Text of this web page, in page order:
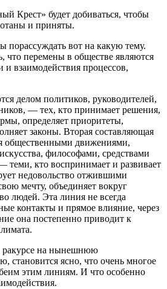
Крест» будет добиваться, чтобы
и приняты.
порассуждать вот на какую тему.
что перемены в обществе являются
и взаимодействия процессов,
делом политиков, руководителей,
— тех, кто принимает решения,
определяет приоритеты,
законы. Вторая составляющая
общественными движениями,
философами, средствами
кто воспринимает и развивает
недовольство отжившими
мечту, объединяет вокруг
людей. Эта линия не всегда
контакты и прямое влияние, через
она постепенно приводит к
ракурсе на нынешнюю
становится ясно, что очень многое
этим линиям. И что особенно